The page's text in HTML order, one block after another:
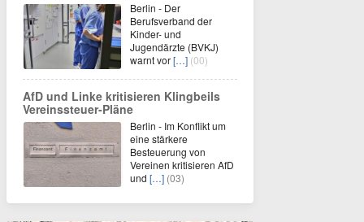
Berlin - Der
Berufsverband der
Kinder- und
Jugendärzte (BVKJ)
warnt vor[…] (00)
AfD und Linke kritisieren Klingbeils
Vereinssteuer-Pläne
Berlin - Im Konflikt um
eine stärkere
Besteuerung von
Vereinen kritisieren AfD
und […] (03)